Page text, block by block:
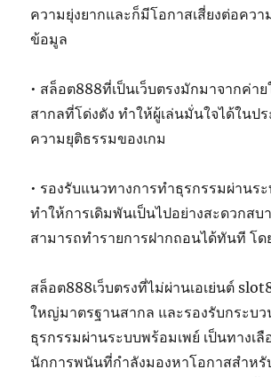
ความยุ่งยากและก็มีโอกาสเสี่ยงต่อคว
ข้อมูล
• สล็อต888ที่เป็นเว็บตรงมักมาจากค่า
สากลที่โด่งดัง ทำให้ผู้เล่นมั่นใจได้ในป
ความยุติธรรมของเกม
• รองรับแนวทางการทำธุรกรรมผ่านร
ทำให้การเดิมพันเป็นไปอย่างสะดวกสบ
สามารถทำรายการฝากถอนได้ทันที โ
สล็อต888เว็บตรงที่ไม่ผ่านเอเย่นต์
ใหญ่มาตรฐานสากล และรองรับกระบว
ธุรกรรมผ่านระบบพร้อมเพย์ เป็นทางเ
นักการพนันที่กำลังมองหาโอกาสสำหรั